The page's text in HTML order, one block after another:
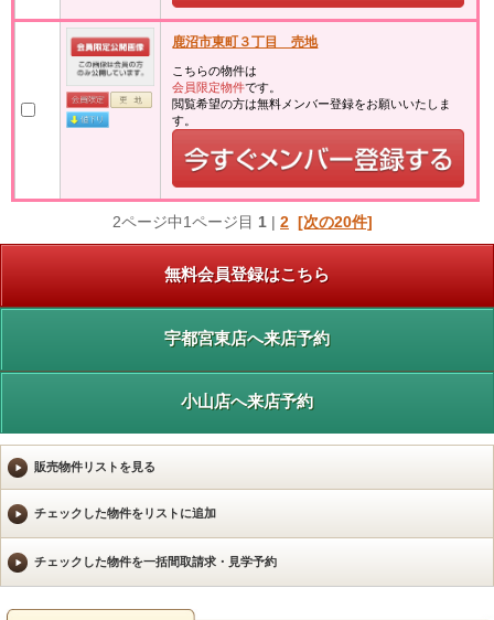
鹿沼市東町３丁目 売地
こちらの物件は
会員限定物件です。
閲覧希望の方は無料メンバー登録をお願いいたしま
す。
2ページ中1ページ目 1 | 2 [次の20件]
無料会員登録はこちら
宇都宮東店へ来店予約
小山店へ来店予約
販売物件リストを見る